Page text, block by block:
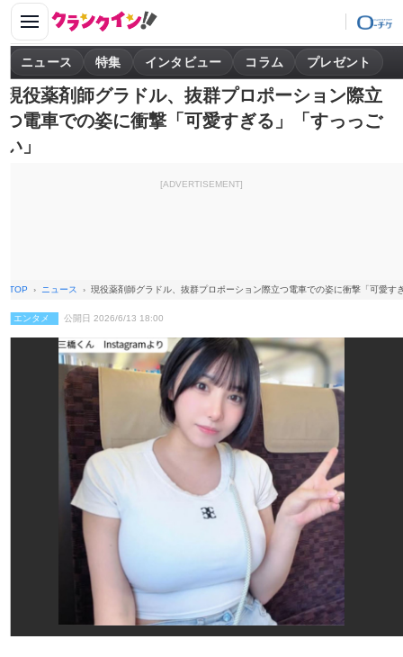
ニュース 特集 インタビュー コラム プレゼント
現役薬剤師グラドル、抜群プロポーション際立
つ電車での姿に衝撃「可愛すぎる」「すっっご
い」
[ADVERTISEMENT]
TOP ニュース 現役薬剤師グラドル、抜群プロポーション際立つ電車での姿に衝撃「可愛す
エンタメ 公開日 2026/6/13 18:00